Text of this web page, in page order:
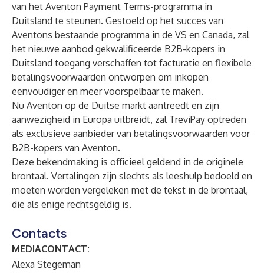
van het Aventon Payment Terms-programma in
Duitsland te steunen. Gestoeld op het succes van
Aventons bestaande programma in de VS en Canada, zal
het nieuwe aanbod gekwalificeerde B2B-kopers in
Duitsland toegang verschaffen tot facturatie en flexibele
betalingsvoorwaarden ontworpen om inkopen
eenvoudiger en meer voorspelbaar te maken.
Nu Aventon op de Duitse markt aantreedt en zijn
aanwezigheid in Europa uitbreidt, zal TreviPay optreden
als exclusieve aanbieder van betalingsvoorwaarden voor
B2B-kopers van Aventon.
Deze bekendmaking is officieel geldend in de originele
brontaal. Vertalingen zijn slechts als leeshulp bedoeld en
moeten worden vergeleken met de tekst in de brontaal,
die als enige rechtsgeldig is.
Contacts
MEDIACONTACT:
Alexa Stegeman